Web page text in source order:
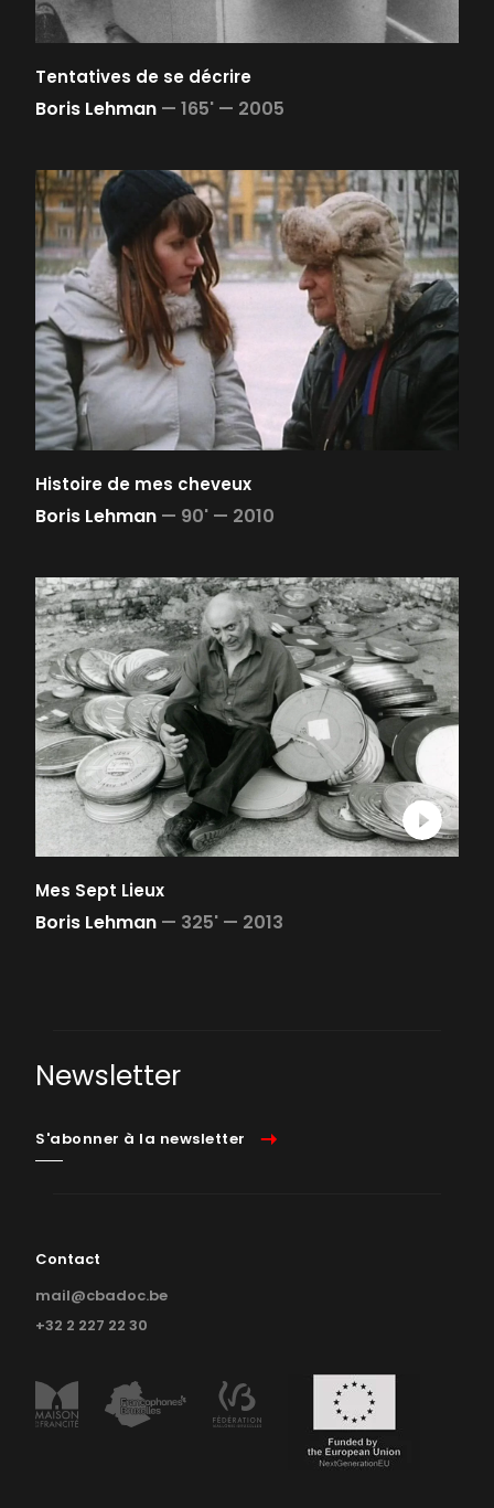
Tentatives de se décrire
Boris Lehman — 165' — 2005
Histoire de mes cheveux
Boris Lehman — 90' — 2010
Mes Sept Lieux
Boris Lehman — 325' — 2013
Newsletter
S'abonner à la newsletter
Contact
mail@cbadoc.be
+32 2 227 22 30